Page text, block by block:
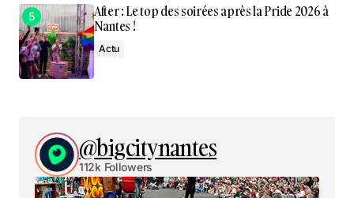
After : Le top des soirées après la Pride 2026 à
Nantes !
Actu
@bigcitynantes
112k Followers